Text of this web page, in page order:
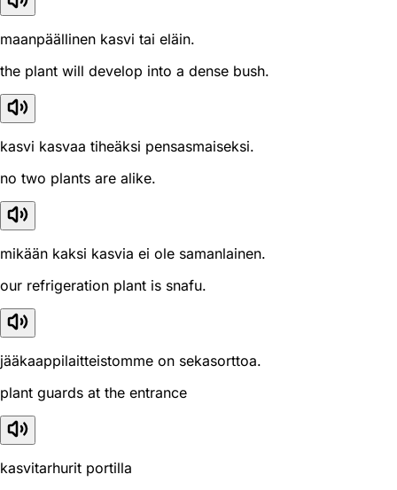
maanpäällinen kasvi tai eläin.
the plant will develop into a dense bush.
kasvi kasvaa tiheäksi pensasmaiseksi.
no two plants are alike.
mikään kaksi kasvia ei ole samanlainen.
our refrigeration plant is snafu.
jääkaappilaitteistomme on sekasorttoa.
plant guards at the entrance
kasvitarhurit portilla